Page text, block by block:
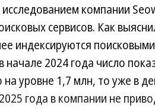
исследованием компании
сервисов. Как
индексируются
начале 2024 года число
уровне 1,7 млн, то уже в
года в компании не